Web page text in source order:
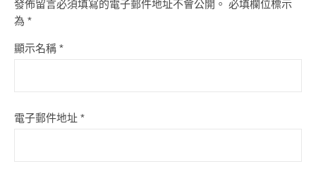
發佈留言必須填寫的電子郵件地址不會公開。 必填欄位標示
為 *
顯示名稱 *
電子郵件地址 *